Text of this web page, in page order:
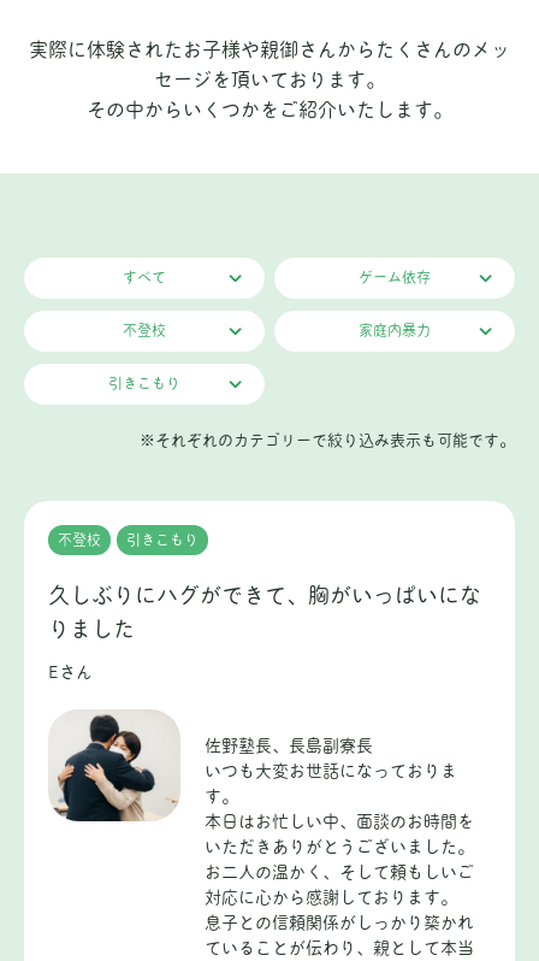
実際に体験されたお子様や親御さんからたくさんのメッ
セージを頂いております。
その中からいくつかをご紹介いたします。
すべて ゲーム依存
不登校 家庭内暴力
引きこもり
※それぞれのカテゴリーで絞り込み表示も可能です。
不登校 引きこもり
久しぶりにハグができて、胸がいっぱいにな
りました
Eさん
佐野塾長、長島副寮長
いつも大変お世話になっておりま
す。
本日はお忙しい中、面談のお時間を
いただきありがとうございました。
お二人の温かく、そして頼もしいご
対応に心から感謝しております。
息子との信頼関係がしっかり築かれ
ていることが伝わり、親として本当